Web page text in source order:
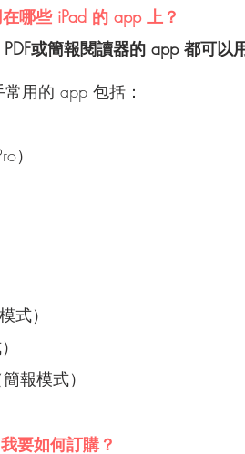
哪些 iPad 的 app 上？
或簡報閱讀器的 app 都可以
用的 app 包括：
）
式）
報模式）
要如何訂購？